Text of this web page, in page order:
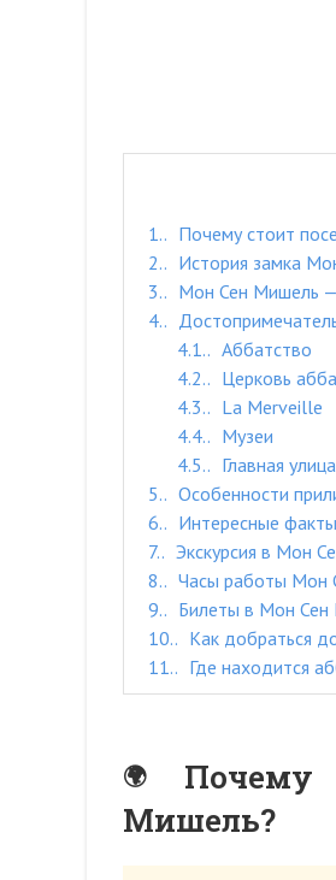
1.
Почему стоит
2.
История замка
3.
Мон Сен Мишель —
4.
4.1.
Аббатство
4.2.
Церковь
4.3.
La Merveille
4.4.
Музеи
4.5.
Главная
5.
Особенности
6.
Интересные факты
7.
Экскурсия в Мон
8.
Часы работы Мон
9.
Билеты в Мон
10.
Как добраться
11.
Где находится
Почему
Мишель?